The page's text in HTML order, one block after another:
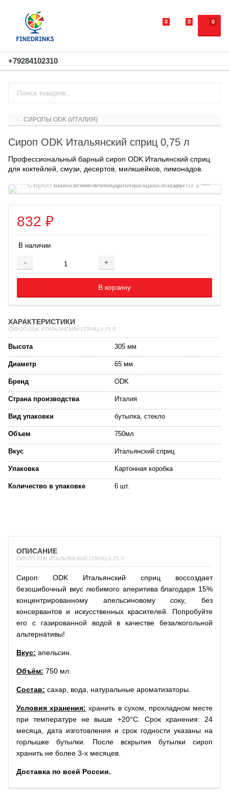
0
0 0
+79284102310
СИРОПЫ ODK (ИТАЛИЯ)
Сироп ODK Итальянский сприц 0,75 л
Профессиональный барный сироп ODK Итальянский сприц
для коктейлей, смузи, десертов, милкшейков, лимонадов.
832 ₽
В наличии
- +
Добавляется...
В корзину
Добавлен
ХАРАКТЕРИСТИКИ
СИРОП ODK ИТАЛЬЯНСКИЙ СПРИЦ 0,75 Л
Высота 305 мм
Диаметр 65 мм
Бренд ODK
Страна производства Италия
Вид упаковки бутылка, стекло
Объем 750мл
Вкус Итальянский сприц
Упаковка Картонная коробка
Количество в упаковке 6 шт.
ОПИСАНИЕ
СИРОП ODK ИТАЛЬЯНСКИЙ СПРИЦ 0,75 Л
Сироп ODK Итальянский сприц воссоздает
безошибочный вкус любимого аперитива благодаря 15%
концентрированному апельсиновому соку, без
консервантов и искусственных красителей. Попробуйте
его с газированной водой в качестве безалкогольной
альтернативы!
Вкус: апельсин.
Объём: 750 мл.
Состав: сахар, вода, натуральные ароматизаторы.
Условия хранения: хранить в сухом, прохладном месте
при температуре не выше +20°C. Срок хранения: 24
месяца, дата изготовления и срок годности указаны на
горлышке бутылки. После вскрытия бутылки сироп
хранить не более 3-х месяцев.
Доставка по всей России.